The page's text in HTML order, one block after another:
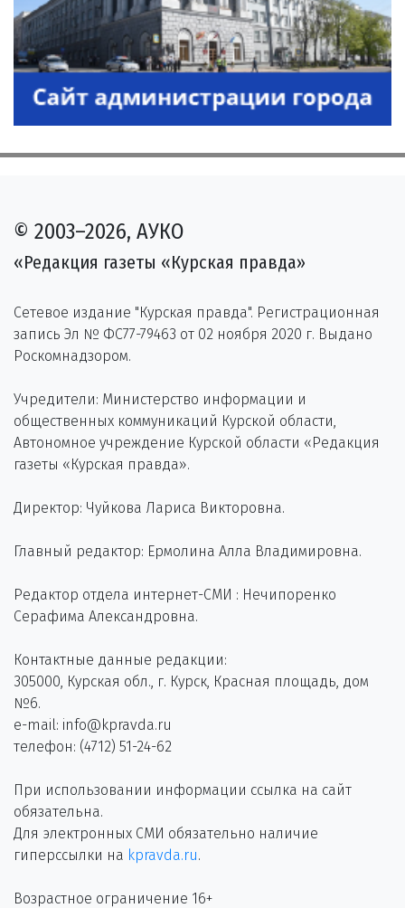
© 2003–2026, АУКО
«Редакция газеты «Курская правда»
Сетевое издание "Курская правда". Регистрационная
запись Эл № ФС77-79463 от 02 ноября 2020 г. Выдано
Роскомнадзором.
Учредители: Министерство информации и
общественных коммуникаций Курской области,
Автономное учреждение Курской области «Редакция
газеты «Курская правда».
Директор: Чуйкова Лариса Викторовна.
Главный редактор: Ермолина Алла Владимировна.
Редактор отдела интернет-СМИ : Нечипоренко
Серафима Александровна.
Контактные данные редакции:
305000, Курская обл., г. Курск, Красная площадь, дом
№6.
e-mail: info@kpravda.ru
телефон: (4712) 51-24-62
При использовании информации ссылка на сайт
обязательна.
Для электронных СМИ обязательно наличие
гиперссылки на kpravda.ru.
Возрастное ограничение 16+